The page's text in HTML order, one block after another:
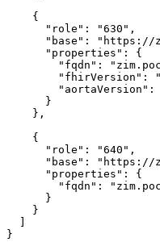
{
"role" : "630" ,
"base" :
"https://
"properties" :
{
"fqdn" :
"fhirVersion" :
"aortaVersion" :
}
} ,
{
"role" : "640" ,
"base" :
"https://
"properties" :
{
"fqdn" :
}
}
}